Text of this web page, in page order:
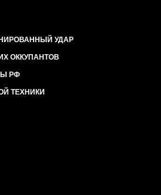
УДАР
ОККУПАНТОВ
РФ
ТЕХНИКИ